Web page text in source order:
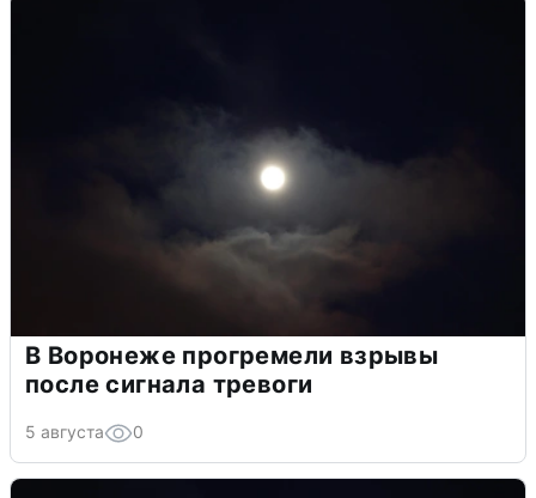
В Воронеже прогремели взрывы
после сигнала тревоги
5 августа 0